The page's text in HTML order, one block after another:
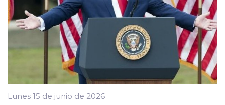
Lunes 15 de junio de 2026